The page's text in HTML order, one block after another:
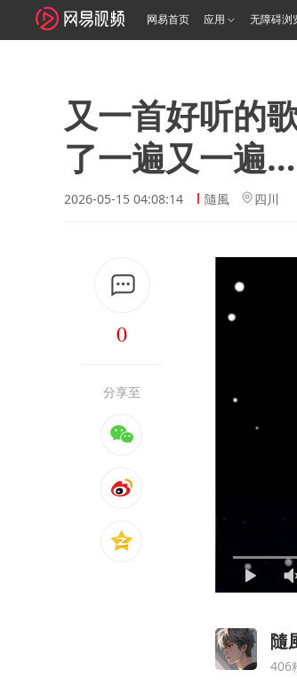
网易首页 应用 无障碍浏
又一首好听的
了一遍又一遍…
2026-05-15 04:08:14 隨風 四川
0
分享至
隨
406